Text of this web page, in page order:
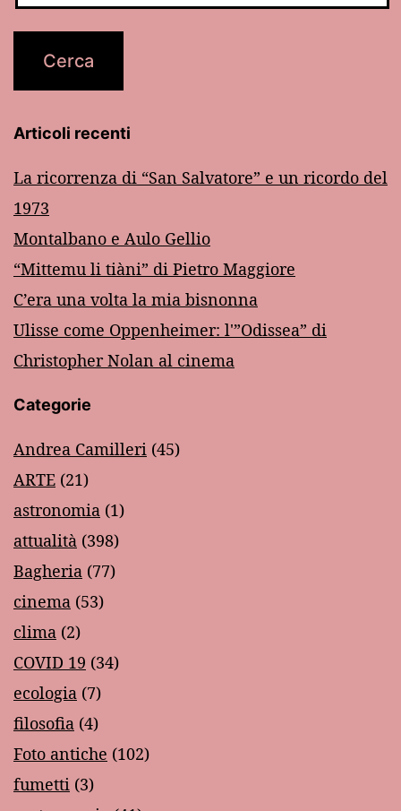
Articoli recenti
La ricorrenza di “San Salvatore” e un ricordo del
1973
Montalbano e Aulo Gellio
“Mittemu li tiàni” di Pietro Maggiore
C’era una volta la mia bisnonna
Ulisse come Oppenheimer: l'”Odissea” di
Christopher Nolan al cinema
Categorie
Andrea Camilleri (45)
ARTE (21)
astronomia (1)
attualità (398)
Bagheria (77)
cinema (53)
clima (2)
COVID 19 (34)
ecologia (7)
filosofia (4)
Foto antiche (102)
fumetti (3)